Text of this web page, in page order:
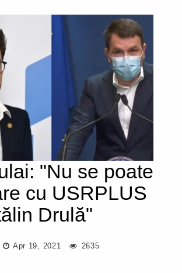
"Nu se poate
cu USRPLUS
Drulă"
Apr 19, 2021 2635